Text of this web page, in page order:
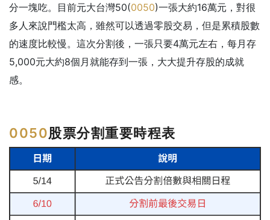
分一塊吃。目前元大台灣50(0050)一張大約16萬元，對很
多人來說門檻太高，雖然可以透過零股交易，但是累積股數
的速度比較慢。這次分割後，一張只要4萬元左右，每月存
5,000元大約8個月就能存到一張，大大提升存股的成就
感。
0050股票分割重要時程表